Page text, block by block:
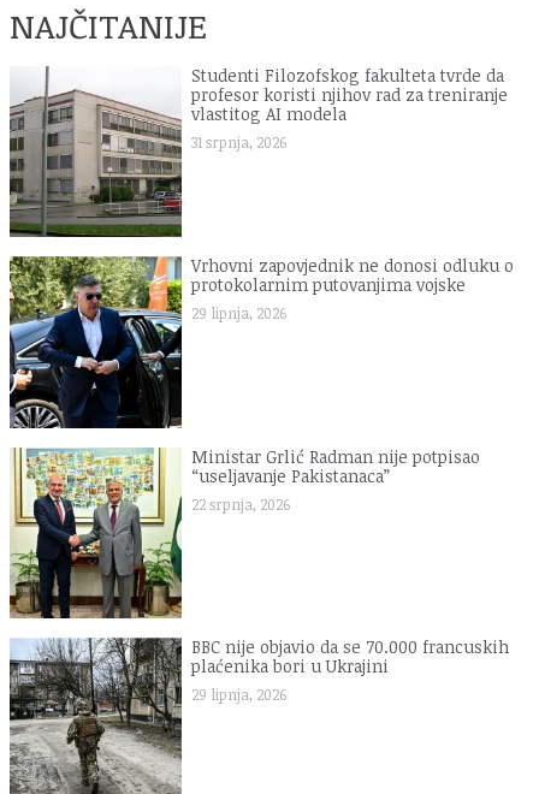
NAJČITANIJE
Studenti Filozofskog fakulteta tvrde da
profesor koristi njihov rad za treniranje
vlastitog AI modela
31 srpnja, 2026
Vrhovni zapovjednik ne donosi odluku o
protokolarnim putovanjima vojske
29 lipnja, 2026
Ministar Grlić Radman nije potpisao
“useljavanje Pakistanaca”
22 srpnja, 2026
BBC nije objavio da se 70.000 francuskih
plaćenika bori u Ukrajini
29 lipnja, 2026